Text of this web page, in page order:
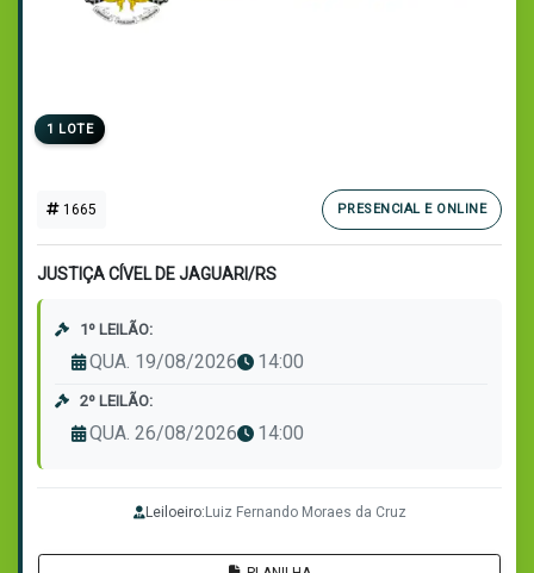
1 LOTE
1665 PRESENCIAL E ONLINE
JUSTIÇA CÍVEL DE JAGUARI/RS
1º LEILÃO:
QUA. 19/08/2026 14:00
2º LEILÃO:
QUA. 26/08/2026 14:00
Leiloeiro: Luiz Fernando Moraes da Cruz